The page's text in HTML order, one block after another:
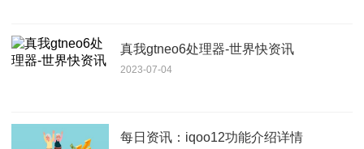
真我gtneo6处理器-世界快资讯
2023-07-04
每日资讯：iqoo12功能介绍详情